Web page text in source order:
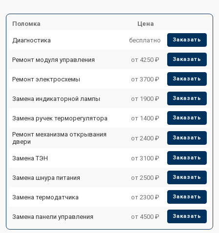
Поломка Цена
Диагностика бесплатно Заказать
Ремонт модуля управления от 4250 ₽ Заказать
Ремонт электросхемы от 3700 ₽ Заказать
Замена индикаторной лампы от 1900 ₽ Заказать
Замена ручек терморегулятора от 1400 ₽ Заказать
Ремонт механизма открывания
двери
от 2400 ₽ Заказать
Замена ТЭН от 3100 ₽ Заказать
Замена шнура питания от 2500 ₽ Заказать
Замена термодатчика от 2300 ₽ Заказать
Замена панели управления от 4500 ₽ Заказать